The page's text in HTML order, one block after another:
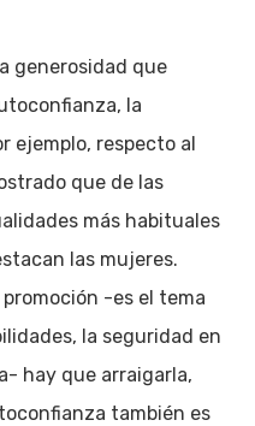
generosidad que
la
ejemplo, respecto al
que de las
más habituales
las mujeres.
-es el tema
la seguridad en
hay que arraigarla,
también es